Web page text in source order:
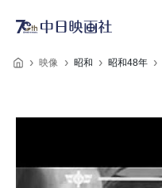
映像 昭和 昭和48年